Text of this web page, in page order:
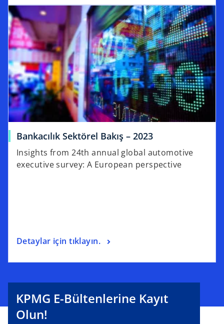
Bankacılık Sektörel Bakış – 2023
Insights from 24th annual global automotive
executive survey: A European perspective
Detaylar için tıklayın.
KPMG E-Bültenlerine Kayıt
Olun!
o
p